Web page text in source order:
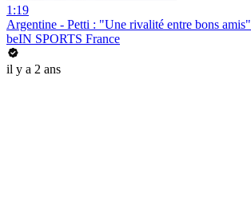
1:19
Argentine - Petti : "Une rivalité entre bons amis"
beIN SPORTS France
il y a 2 ans